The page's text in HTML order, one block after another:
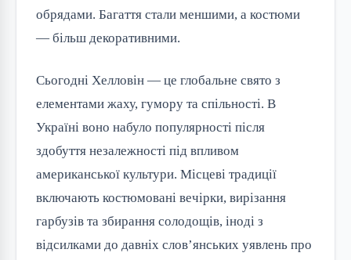
обрядами. Багаття стали меншими, а костюми
— більш декоративними.
Сьогодні Хелловін — це глобальне свято з
елементами жаху, гумору та спільності. В
Україні воно набуло популярності після
здобуття незалежності під впливом
американської культури. Місцеві традиції
включають костюмовані вечірки, вирізання
гарбузів та збирання солодощів, іноді з
відсилками до давніх слов’янських уявлень про